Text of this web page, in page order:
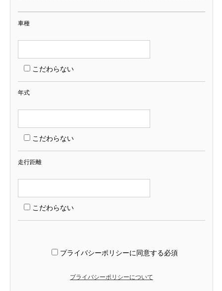
車種
こだわらない
年式
こだわらない
走行距離
こだわらない
プライバシーポリシーに同意する必須
プライバシーポリシーについて